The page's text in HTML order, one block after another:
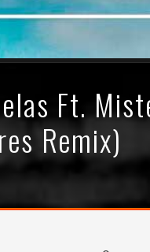
Ft.
Remix)